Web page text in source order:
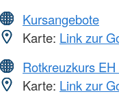
Kursangebote
Karte: Link zur
Rotkreuzkurs
Karte: Link zur